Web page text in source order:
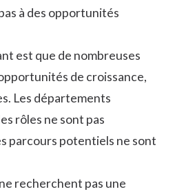
à des opportunités
est que de nombreuses
de croissance,
Les départements
rôles ne sont pas
parcours potentiels ne sont
recherchent pas une